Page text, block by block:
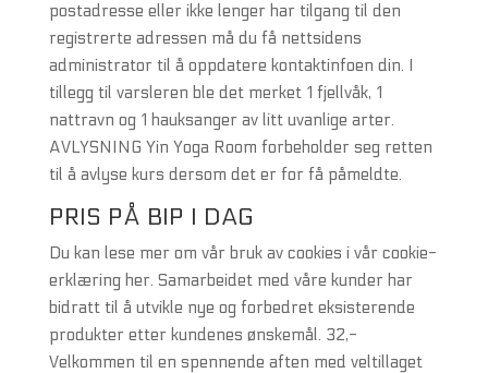
postadresse eller ikke lenger har tilgang til den
registrerte adressen må du få nettsidens
administrator til å oppdatere kontaktinfoen din. I
tillegg til varsleren ble det merket 1 fjellvåk, 1
nattravn og 1 hauksanger av litt uvanlige arter.
AVLYSNING Yin Yoga Room forbeholder seg retten
til å avlyse kurs dersom det er for få påmeldte.
PRIS PÅ BIP I DAG
Du kan lese mer om vår bruk av cookies i vår cookie-
erklæring her. Samarbeidet med våre kunder har
bidratt til å utvikle nye og forbedret eksisterende
produkter etter kundenes ønskemål. 32,-
Velkommen til en spennende aften med veltillaget